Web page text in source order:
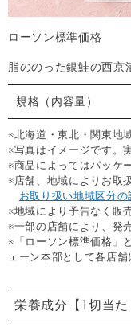
ローソン標準価格
脂ののった銀鮭の西京
規格（内容量）
※北海道・東北・関東地
※写真はイメージです。
※商品によってはパッケ
※店舗、地域によりお取
お取り扱い地域区分の
※地域により予告なく販
※一部の店舗により、発
※「ローソン標準価格」
ェーン本部として各店
栄養成分 【1切当た